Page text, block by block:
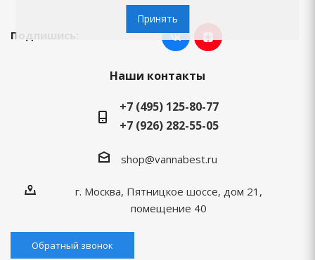
Подпишись:
Наши контакты
+7 (495) 125-80-77
+7 (926) 282-55-05
shop@vannabest.ru
г. Москва, Пятницкое шоссе, дом 21,
помещение 40
Обратный звонок
Принять